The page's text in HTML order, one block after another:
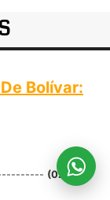
Bolívar:
(02314)